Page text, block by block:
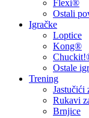
Flexi®
Ostali
Igračke
Loptice
Kong®
Ostale
Trening
Jastučići
Rukavi
Brnjice